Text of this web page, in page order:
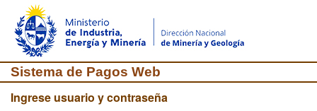
Sistema de Pagos Web
Ingrese usuario y contraseña